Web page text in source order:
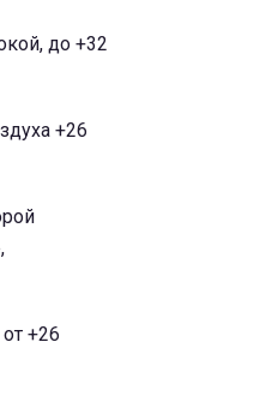
до +32
+26
+26